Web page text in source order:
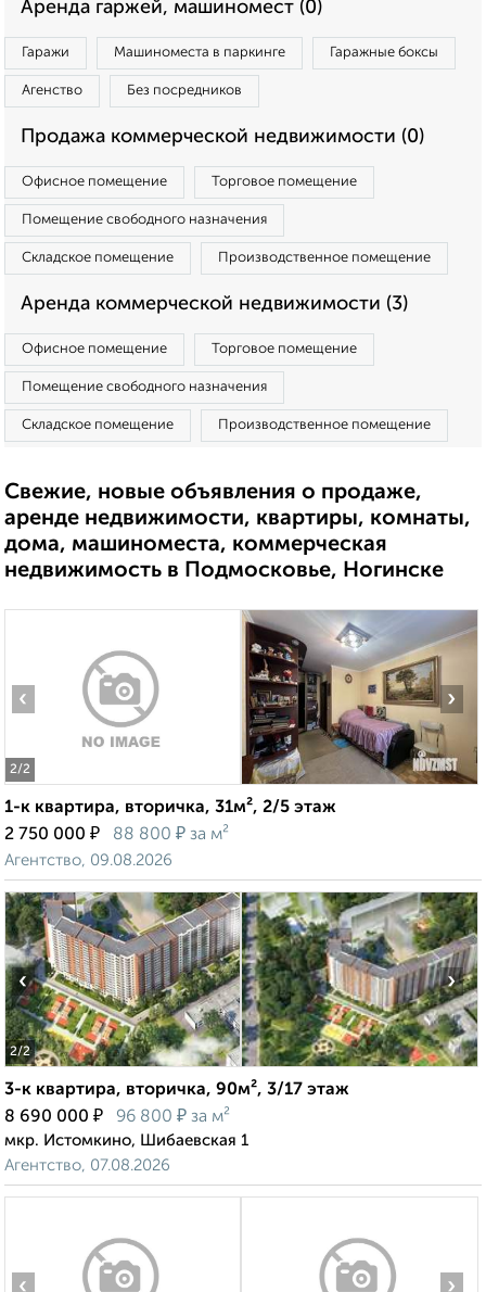
Аренда гаржей, машиномест (0)
Гаражи Машиноместа в паркинге Гаражные боксы
Агенство Без посредников
Продажа коммерческой недвижимости (0)
Офисное помещение Торговое помещение
Помещение свободного назначения
Складское помещение Производственное помещение
Аренда коммерческой недвижимости (3)
Офисное помещение Торговое помещение
Помещение свободного назначения
Складское помещение Производственное помещение
Свежие, новые объявления о продаже,
аренде недвижимости, квартиры, комнаты,
дома, машиноместа, коммерческая
недвижимость в Подмосковье, Ногинске
2/2
‹ ›
1-к квартира, вторичка, 31м², 2/5 этаж
2 750 000 ₽ 88 800 ₽ за м²
Агентство, 09.08.2026
2/2
‹ ›
3-к квартира, вторичка, 90м², 3/17 этаж
8 690 000 ₽ 96 800 ₽ за м²
мкр. Истомкино, Шибаевская 1
Агентство, 07.08.2026
‹ ›